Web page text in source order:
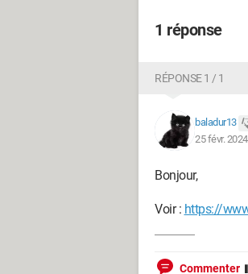
1 réponse
RÉPONSE 1 / 1
baladur13
25 févr.
Bonjour,
Voir : https://
Commenter